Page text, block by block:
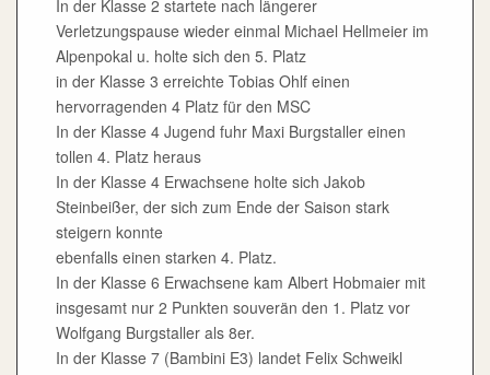
In der Klasse 2 startete nach längerer
Verletzungspause wieder einmal Michael Hellmeier im
Alpenpokal u. holte sich den 5. Platz
in der Klasse 3 erreichte Tobias Ohlf einen
hervorragenden 4 Platz für den MSC
In der Klasse 4 Jugend fuhr Maxi Burgstaller einen
tollen 4. Platz heraus
In der Klasse 4 Erwachsene holte sich Jakob
Steinbeißer, der sich zum Ende der Saison stark
steigern konnte
ebenfalls einen starken 4. Platz.
In der Klasse 6 Erwachsene kam Albert Hobmaier mit
insgesamt nur 2 Punkten souverän den 1. Platz vor
Wolfgang Burgstaller als 8er.
In der Klasse 7 (Bambini E3) landet Felix Schweikl